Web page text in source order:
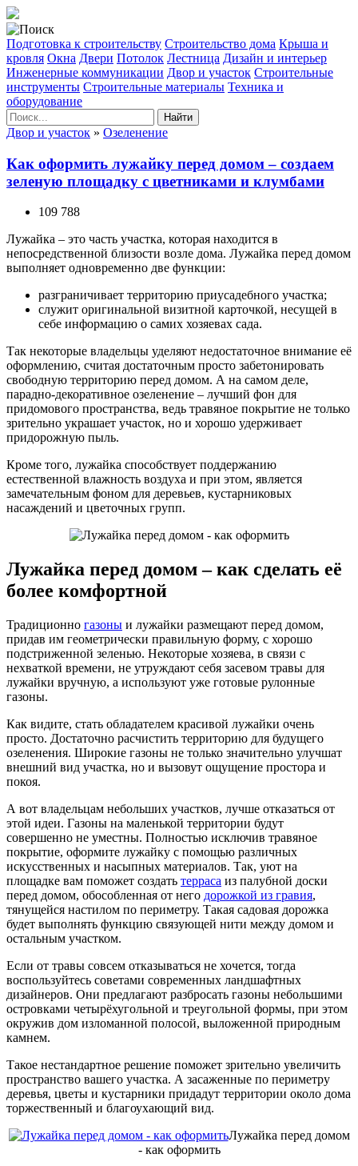
Подготовка к строительству Строительство дома Крыша и
кровля Окна Двери Потолок Лестница Дизайн и интерьер
Инженерные коммуникации Двор и участок Строительные
инструменты Строительные материалы Техника и
оборудование
Найти
Двор и участок » Озеленение
Как оформить лужайку перед домом – создаем
зеленую площадку с цветниками и клумбами
109 788
Лужайка – это часть участка, которая находится в
непосредственной близости возле дома. Лужайка перед домом
выполняет одновременно две функции:
разграничивает территорию приусадебного участка;
служит оригинальной визитной карточкой, несущей в
себе информацию о самих хозяевах сада.
Так некоторые владельцы уделяют недостаточное внимание её
оформлению, считая достаточным просто забетонировать
свободную территорию перед домом. А на самом деле,
парадно-декоративное озеленение – лучший фон для
придомового пространства, ведь травяное покрытие не только
зрительно украшает участок, но и хорошо удерживает
придорожную пыль.
Кроме того, лужайка способствует поддержанию
естественной влажность воздуха и при этом, является
замечательным фоном для деревьев, кустарниковых
насаждений и цветочных групп.
Лужайка перед домом – как сделать её
более комфортной
Традиционно газоны и лужайки размещают перед домом,
придав им геометрически правильную форму, с хорошо
подстриженной зеленью. Некоторые хозяева, в связи с
нехваткой времени, не утруждают себя засевом травы для
лужайки вручную, а используют уже готовые рулонные
газоны.
Как видите, стать обладателем красивой лужайки очень
просто. Достаточно расчистить территорию для будущего
озеленения. Широкие газоны не только значительно улучшат
внешний вид участка, но и вызовут ощущение простора и
покоя.
А вот владельцам небольших участков, лучше отказаться от
этой идеи. Газоны на маленькой территории будут
совершенно не уместны. Полностью исключив травяное
покрытие, оформите лужайку с помощью различных
искусственных и насыпных материалов. Так, уют на
площадке вам поможет создать терраса из палубной доски
перед домом, обособленная от него дорожкой из гравия,
тянущейся настилом по периметру. Такая садовая дорожка
будет выполнять функцию связующей нити между домом и
остальным участком.
Если от травы совсем отказываться не хочется, тогда
воспользуйтесь советами современных ландшафтных
дизайнеров. Они предлагают разбросать газоны небольшими
островками четырёхугольной и треугольной формы, при этом
окружив дом изломанной полосой, выложенной природным
камнем.
Такое нестандартное решение поможет зрительно увеличить
пространство вашего участка. А засаженные по периметру
деревья, цветы и кустарники придадут территории около дома
торжественный и благоухающий вид.
Лужайка перед домом
- как оформить